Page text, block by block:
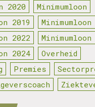
2020
Minimumloon
2019
Minimumloon
2022
Minimumloon
2024
Overheid
Premies